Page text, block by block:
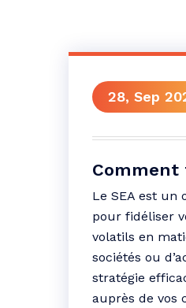
28, Sep
Comment
Le SEA est un
pour fidéliser
volatils en
sociétés ou
stratégie
auprès de vos